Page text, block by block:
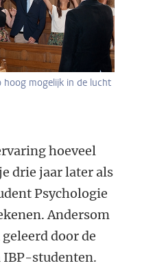
hoog mogelijk in de lucht
hoeveel
drie jaar later als
Psychologie
Andersom
door de
studenten.